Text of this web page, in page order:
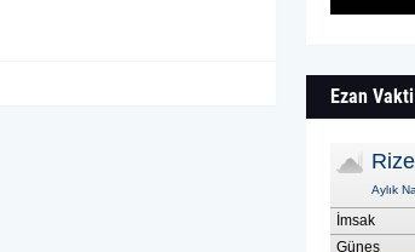
Ezan Vakti